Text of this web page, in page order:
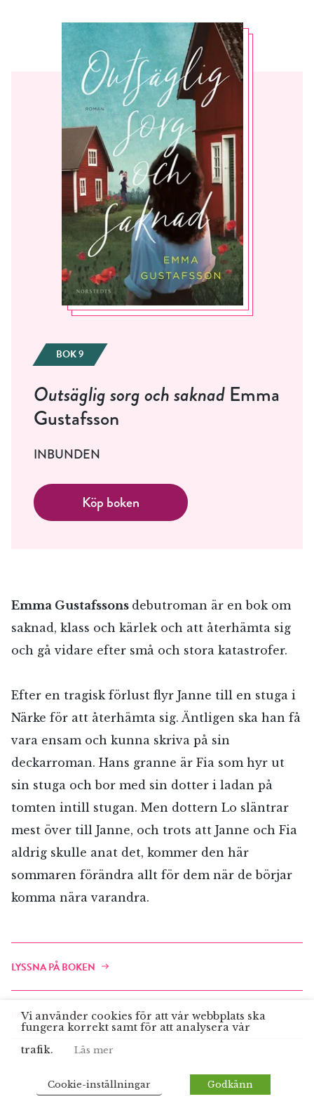
BOK 9
Outsäglig sorg och saknadEmma
Gustafsson
INBUNDEN
Köp boken
Emma Gustafssons debutroman är en bok om
saknad, klass och kärlek och att återhämta sig
och gå vidare efter små och stora katastrofer.
Efter en tragisk förlust flyr Janne till en stuga i
Närke för att återhämta sig. Äntligen ska han få
vara ensam och kunna skriva på sin
deckarroman. Hans granne är Fia som hyr ut
sin stuga och bor med sin dotter i ladan på
tomten intill stugan. Men dottern Lo släntrar
mest över till Janne, och trots att Janne och Fia
aldrig skulle anat det, kommer den här
sommaren förändra allt för dem när de börjar
komma nära varandra.
LYSSNA PÅ BOKEN
LÄS SOM E-BOK
Vi använder cookies för att vår webbplats ska
fungera korrekt samt för att analysera vår
trafik.
Läs mer
Cookie-inställningar Godkänn